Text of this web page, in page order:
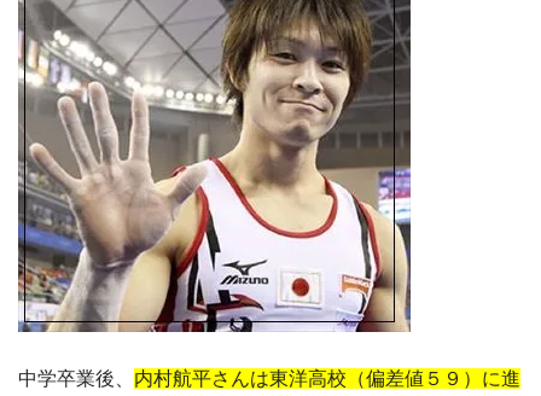
中学卒業後、 内村航平さんは東洋高校（偏差値５９）に進